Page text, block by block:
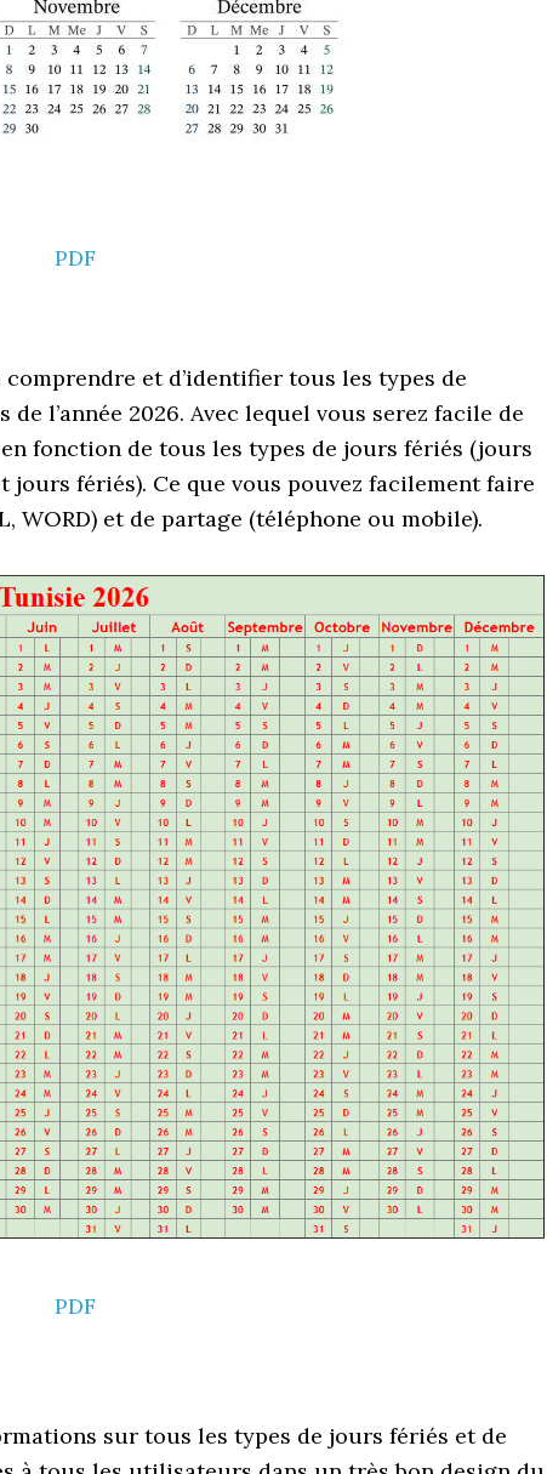
PDF
et d’identifier tous les types de
l’année 2026. Avec lequel vous serez facile de
fonction de tous les types de jours fériés (jours
jours fériés). Ce que vous pouvez facilement faire
WORD) et de partage (téléphone ou mobile).
PDF
sur tous les types de jours fériés et de